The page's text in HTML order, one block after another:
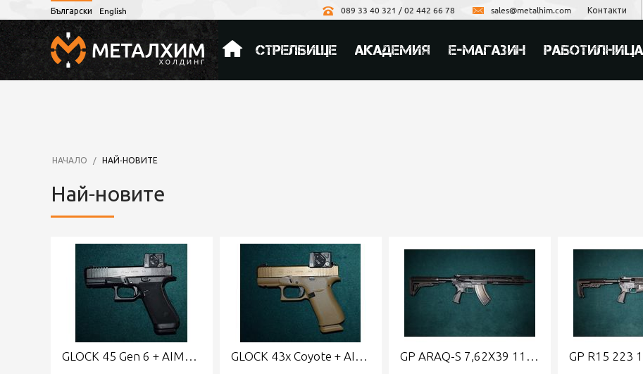
Български English 089 33 40 321 / 02 442 66 78 sales@metalhim.com Контакти
СТРЕЛБИЩЕ АКАДЕМИЯ Е-МАГАЗИН РАБОТИЛНИЦА
НАЧАЛО / НАЙ-НОВИТЕ
Най-новите
GLOCK 45 Gen 6 + AIMPOINT COA 9x19 Combo A-CUT
GLOCK 43x Coyote + AIMPOINT COA
GP ARAQ-S 7,62X39 11' GRAND POWER